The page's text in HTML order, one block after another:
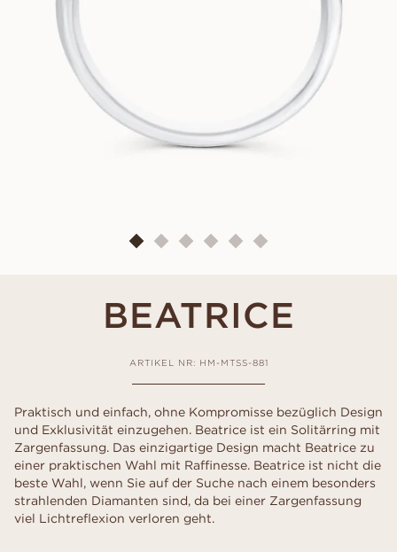
BEATRICE
ARTIKEL NR: HM-MTSS-881
Praktisch und einfach, ohne Kompromisse bezüglich Design
und Exklusivität einzugehen. Beatrice ist ein Solitärring mit
Zargenfassung. Das einzigartige Design macht Beatrice zu
einer praktischen Wahl mit Raffinesse. Beatrice ist nicht die
beste Wahl, wenn Sie auf der Suche nach einem besonders
strahlenden Diamanten sind, da bei einer Zargenfassung
viel Lichtreflexion verloren geht.